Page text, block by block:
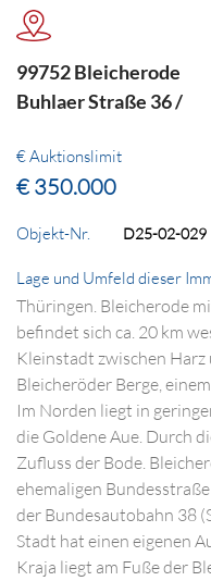
99752 Bleicherode
Buhlaer Straße 36 /
€ Auktionslimit
€ 350.000
Objekt-Nr. D25-02-029
Lage und Umfeld dieser
Thüringen. Bleicherode
befindet sich ca. 20 km
Kleinstadt zwischen
Bleicheröder Berge,
Im Norden liegt in
die Goldene Aue. Durch
Zufluss der Bode.
ehemaligen
der Bundesautobahn 38
Stadt hat einen eigenen
Kraja liegt am Fuße der